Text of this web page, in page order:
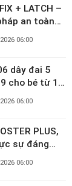
+ LATCH –
an toàn
06:00
dây đai 5
cho bé từ 1–
06:00
PLUS,
sự đáng
06:00